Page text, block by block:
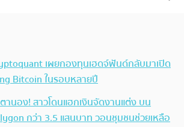
เผยกองทุนเฮดจ์ฟันด์กลับมาเปิด
Bitcoin ในรอบหลายปี
านอง! สาวโดนแฮกเงินจัดงานแต่ง บน
กว่า 3.5 แสนบาท วอนชุมชนช่วยเหลือ